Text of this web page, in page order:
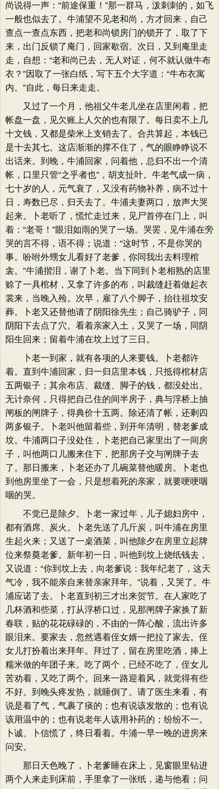
尚说得一声：“前途保重！”那一群马，泼刺刺的，如飞
一般也似去了。牛浦望不见老和尚，方才回来，自己
查点一查点东西，把老和尚锁房门的锁开了，取了下
来，出门反锁了庵门，回家歇宿。次日，又到庵里走
走，自想：“老和尚已去，无人对证，何不就认做牛布
衣？”因取了一张白纸，写下五个大字道：“牛布衣寓
内。”自此，每日来走走。
又过了一个月，他祖父牛老儿坐在店里闲着，把
帐盘一盘，见欠账上人欠的也有限了。每日卖不上几
十文钱，又都是柴米上支销去了。合共算起，本钱已
是十去其七。这店渐渐的撑不住了，气的眼睁睁说不
出话来。到晚，牛浦回家，问着他，总归不出一个清
帐，口里只管“之乎者也”，胡支扯叶。牛老气成一病，
七十岁的人，元气衰了，又没有药物补养，病不过十
日，寿数已尽，归天去了。牛浦夫妻两口，放声大哭
起来。卜老听了，慌忙走过来，见尸首停在门上，叫
着：“老哥！”眼泪如雨的哭了一场。哭罢，见牛浦在旁
哭的言不得，语不得；说道：“这时节，不是你哭的
事。吩咐外甥女儿看好了老爹，你同我出去料理棺
衾。”牛浦揩泪，谢了卜老。当下同到卜老相熟的店里
赊了一具棺材，又拿了许多的布，叫裁缝赶着做起衣
裳来，当晚入殓。次早，雇了八个脚子，抬往祖坟安
葬。卜老又还替他请了阴阳徐先生；自己骑驴子，同
阴阳下去点了穴。看着亲家入土，又哭了一场，同阴
阳生回来；留着牛浦在坟上过了三日。
卜老一到家，就有各项的人来要钱。卜老都许
着。直到牛浦回家，归一归店里本钱，只抵得棺材店
五两银子；其余布店、裁缝、脚子的钱，都没处出。
无计奈何，只得把自己住的间半房子，典与浮桥上抽
闸板的闸牌子，得典价十五两。除还清了帐，还剩四
两多银子。卜老叫他留着些，到开年清明，替老爹成
坟。牛浦两口子没处住，卜老把自己家里出了一间房
子，叫他两口儿搬来住下，把那房子交与闸牌子去
了。那日搬来，卜老还办了几碗菜替他暖房。卜老也
到他房里坐了一会，只是想着死的亲家，就要哽哽咽
咽的哭。
不觉已是除夕。卜老一家过年，儿子媳妇房中，
都有酒席、炭火。卜老先送了几斤炭，叫牛浦在房里
生起火来；又送了一桌酒菜，叫他除夕在房里立起牌
位来祭奠老爹。新年初一日，叫他到坟上烧纸钱去，
又说道：“你到坟上去，向老爹说：我年纪老了，这天
气冷，我不能亲自来替亲家拜年。”说着，又哭了。牛
浦应诺了去。卜老直到初三才出来贺节。在人家吃了
几杯酒和些菜，打从浮桥口过，见那闸牌子家换了新
春联，贴的花花碌碌的，不由的一阵心酸，流出许多
眼泪来。要家去，忽然遇着侄女婿一把拉了家去。侄
女儿打扮着出来拜年。拜过了，留在房里吃酒，捧上
糯米做的年团子来。吃了两个，已经不吃了，侄女儿
苦劝着，又吃了两个。回来一路迎着风，就觉得有些
不好。到晚头疼发热，就睡倒了。请了医生来看，有
说是着了气，气裹了痰的；也有说该发散的；也有说
该用温中的；也有说老年人该用补药的；纷纷不一。
卜诚、卜信慌了，终日看着。牛浦一早一晚的进房来
问安。
那日天色晚了，卜老爹睡在床上，见窗眼里钻进
两个人来走到床前，手里拿了一张纸，递与他看；问